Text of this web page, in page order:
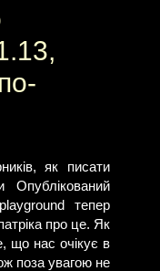
як писати
тепер
про це. Як
що нас очікує в
поза увагою не